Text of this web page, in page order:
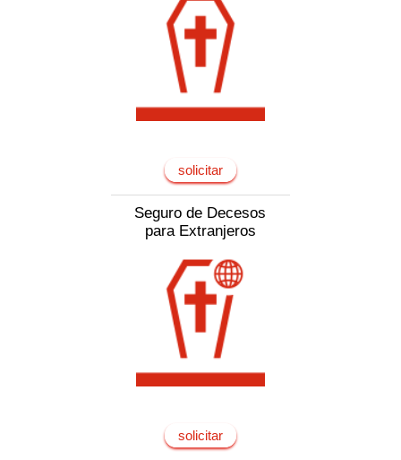
solicitar
Seguro de Decesos
para Extranjeros
solicitar